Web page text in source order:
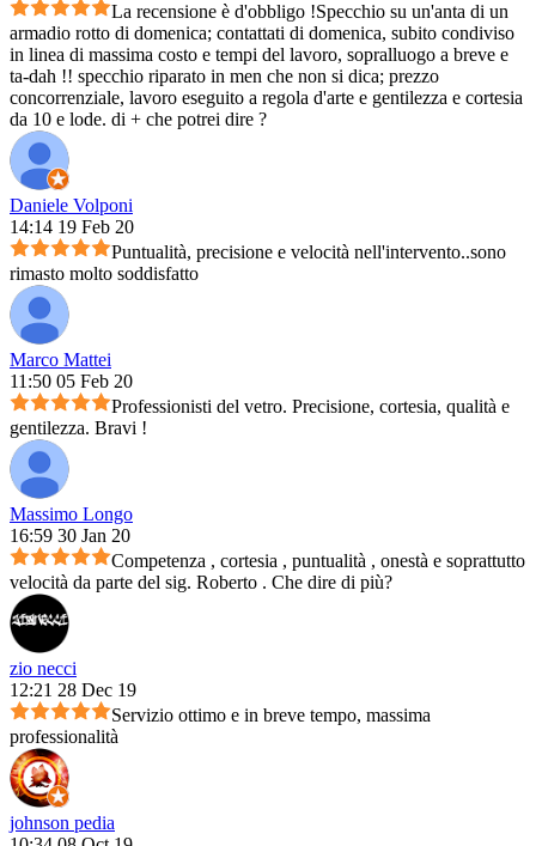
La recensione è d'obbligo !Specchio su un'anta di un
armadio rotto di domenica; contattati di domenica, subito condiviso
in linea di massima costo e tempi del lavoro, sopralluogo a breve e
ta-dah !! specchio riparato in men che non si dica; prezzo
concorrenziale, lavoro eseguito a regola d'arte e gentilezza e cortesia
da 10 e lode. di + che potrei dire ?
Daniele Volponi
14:14 19 Feb 20
Puntualità, precisione e velocità nell'intervento..sono
rimasto molto soddisfatto
Marco Mattei
11:50 05 Feb 20
Professionisti del vetro. Precisione, cortesia, qualità e
gentilezza. Bravi !
Massimo Longo
16:59 30 Jan 20
Competenza , cortesia , puntualità , onestà e soprattutto
velocità da parte del sig. Roberto . Che dire di più?
zio necci
12:21 28 Dec 19
Servizio ottimo e in breve tempo, massima
professionalità
johnson pedia